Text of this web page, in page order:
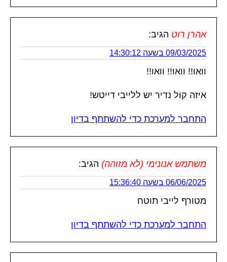
אהרן רוט הגיב:
09/03/2025 בשעה 14:30:12
וואו!! וואו!! וואו!!
איזה קול נדיר יש ללייבי דייטש!
התחבר למערכת כדי להשתתף בדיון
משתמש אנונימי (לא מזוהה) הגיב:
06/06/2025 בשעה 15:36:40
מטורף לייבי תוטח
התחבר למערכת כדי להשתתף בדיון